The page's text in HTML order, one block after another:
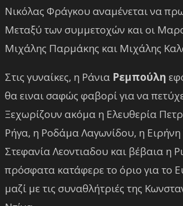
Νικόλας Φράγκου αναμένεται να
Μεταξύ των συμμετοχών και οι
Μιχάλης Παρμάκης και Μιχάλης
Στις γυναίκες, η Ράνια Ρεμπούλη
θα ειναι σαφώς φαβορί για να
Ξεχωρίζουν ακόμα η Ελευθερία
Ρήγα, η Ροδάμα Λαγωνίδου, η
Στεφανία Λεοντιαδου και βέβαια η
πρόσφατα κατάφερε το όριο για το
μαζί με τις συναθλήτριές της